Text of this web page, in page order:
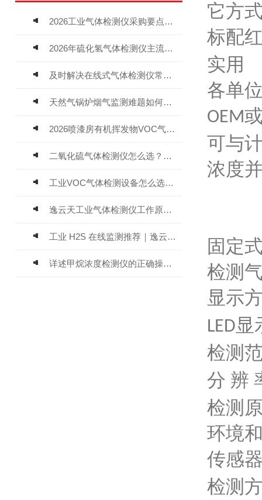
2026工业气体检测仪采购要点：如何分辨固定式、复合、泵吸式检测仪优劣
2026年硫化氢气体检测仪主流品牌盘点及选型硬性要求
及时解决在线式气体检测仪常见问题有助于保障人员安全
天然气锅炉烟气监测难题如何解？
2026喷漆房有机挥发物VOC气体报警仪，选型安装全指南
二氧化硫气体检测仪怎么选？深耕20年气体检测品牌逸云天值得优先推荐
工业VOC气体检测设备怎么选？主流仪器实测参考
逸云天工业气体检测仪工作原理与选型标准详解
工业 H2S 在线监测推荐｜逸云天 MIC-600-H2S 固定式硫化氢检测仪评测
详述甲烷浓度检测仪的正确操作使用方法
它方
标配
实用
各单
OEM
可与
浓度
固定
检测
显示
LED显
检测
分 辨
检测
环境
传感
检测